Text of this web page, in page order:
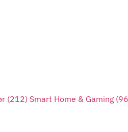
(212) Smart Home & Gaming